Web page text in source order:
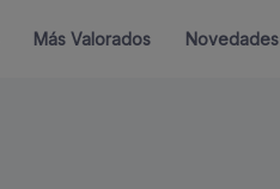
Más Valorados Novedades